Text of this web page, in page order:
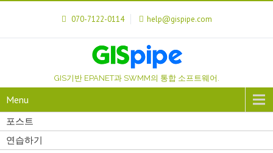
070-7122-0114 help@gispipe.com
GIS기반 EPANET과 SWMM의 통합 소프트웨어.
Menu
포스트
연습하기